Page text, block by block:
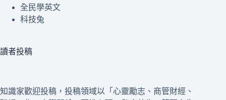
全民學英文
科技兔
讀者投稿
知識家歡迎投稿，投稿領域以「心靈勵志、商管財經、